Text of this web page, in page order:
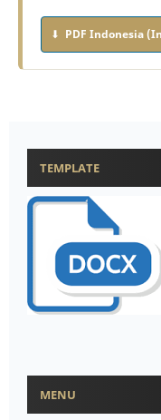
PDF Indonesia
TEMPLATE
MENU